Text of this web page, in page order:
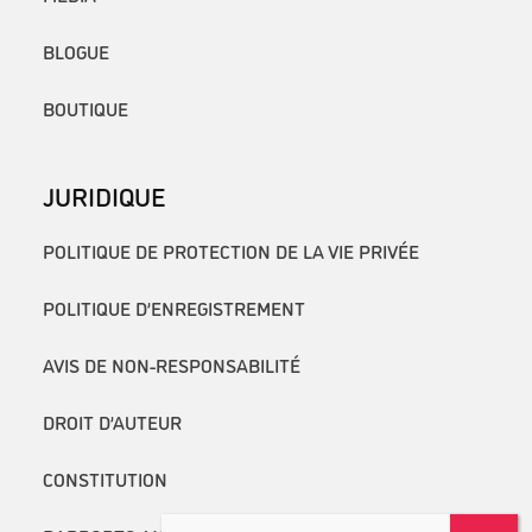
BLOGUE
BOUTIQUE
JURIDIQUE
POLITIQUE DE PROTECTION DE LA VIE PRIVÉE
POLITIQUE D’ENREGISTREMENT
AVIS DE NON-RESPONSABILITÉ
DROIT D’AUTEUR
CONSTITUTION